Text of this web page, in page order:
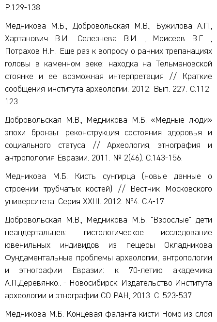
P.129-138.
Медникова М.Б., Добровольская М.В., Бужилова А.П.,
Хартанович В.И., Селезнева В.И. , Моисеев В.Г. ,
Потрахов Н.Н. Еще раз к вопросу о ранних трепанациях
головы в каменном веке: находка на Тельмановской
стоянке и ее возможная интерпретация // Краткие
сообщения института археологии. 2012. Вып. 227. С.112-
123.
Добровольская М.В., Медникова М.Б. «Медные люди»
эпохи бронзы: реконструкция состояния здоровья и
социального статуса // Археология, этнография и
антропология Евразии. 2011. № 2(46). С.143-156.
Медникова М.Б. Кисть сунгирца (новые данные о
строении трубчатых костей) // Вестник Московского
университета. Серия XXIII. 2012. №4. С.4-17.
Добровольская М.В., Медникова М.Б. "Взрослые" дети
неандертальцев: гистологическое исследование
ювенильных индивидов из пещеры Окладникова
Фундаментальные проблемы археологии, антропологии
и этнографии Евразии: к 70-летию академика
А.П.Деревянко.. - Новосибирск: Издательство Института
археологии и этнографии СО РАН, 2013. С. 523-537.
Медникова М.Б. Kонцевая фаланга кисти Hомо из слоя